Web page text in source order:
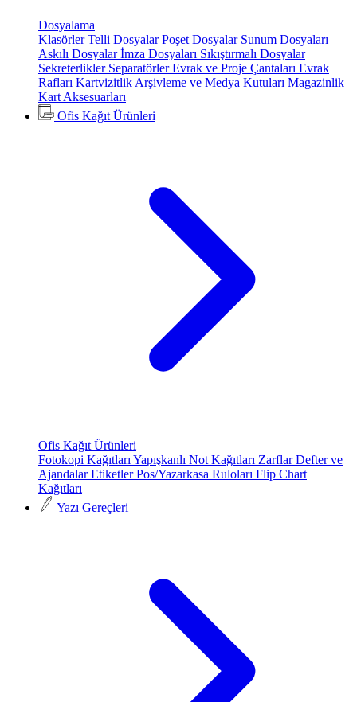
Dosyalama
KlasörlerTelli DosyalarPoşet Dosyalar Sunum Dosyaları
Askılı Dosyalarİmza Dosyaları Sıkıştırmalı Dosyalar
Sekreterlikler SeparatörlerEvrak ve Proje Çantaları Evrak
Rafları Kartvizitlik Arşivleme ve Medya Kutuları Magazinlik
Kart Aksesuarları
Ofis Kağıt Ürünleri
Ofis Kağıt Ürünleri
Fotokopi Kağıtları Yapışkanlı Not Kağıtları ZarflarDefter ve
AjandalarEtiketlerPos/Yazarkasa Ruloları Flip Chart
Kağıtları
Yazı Gereçleri